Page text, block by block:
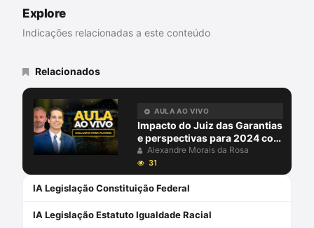
Explore
Indicações relacionadas a este conteúdo
Relacionados
AULA AO VIVO
Impacto do Juiz das Garantias
e perspectivas para 2024 com
Alexandre Morais da Rosa e
Aury Lopes Jr
Alexandre Morais da Rosa
31
IA Legislação Constituição Federal
IA Legislação Estatuto Igualdade Racial